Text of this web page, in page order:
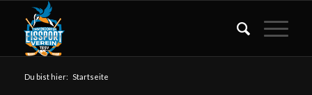
Du bist hier: Startseite